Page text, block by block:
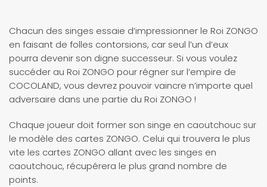
Chacun des singes essaie d’impressionner le Roi ZONGO
en faisant de folles contorsions, car seul l’un d’eux
pourra devenir son digne successeur. Si vous voulez
succéder au Roi ZONGO pour régner sur l’empire de
COCOLAND, vous devrez pouvoir vaincre n’importe quel
adversaire dans une partie du Roi ZONGO !
Chaque joueur doit former son singe en caoutchouc sur
le modèle des cartes ZONGO. Celui qui trouvera le plus
vite les cartes ZONGO allant avec les singes en
caoutchouc, récupérera le plus grand nombre de
points.